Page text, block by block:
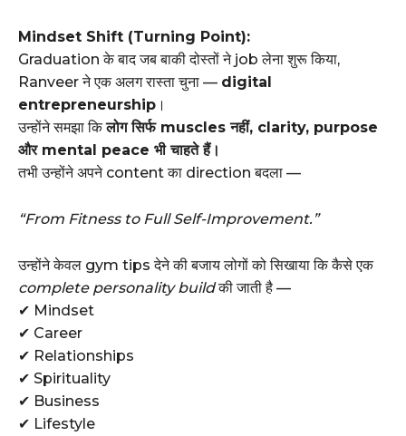
Mindset Shift (Turning Point):
Graduation के बाद जब बाकी दोस्तों ने job लेना शुरू किया,
Ranveer ने एक अलग रास्ता चुना — digital
entrepreneurship ।
उन्होंने समझा किलोग सिर्फ muscles नहीं, clarity, purpose
और mental peace भी चाहते हैं।
तभी उन्होंने अपने content का direction बदला —
“From Fitness to Full Self-Improvement.”
उन्होंने केवल gym tips देने की बजाय लोगों को सिखाया कि कैसे एक
complete personality buildकी जाती है —
✔ Mindset
✔ Career
✔ Relationships
✔ Spirituality
✔ Business
✔ Lifestyle